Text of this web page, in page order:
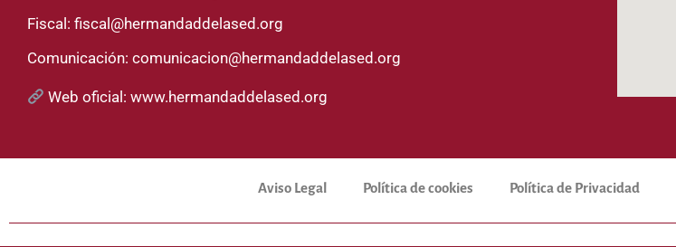
Fiscal: fiscal@hermandaddelased.org
Comunicación: comunicacion@hermandaddelased.org
Web oficial:www.hermandaddelased.org
Aviso Legal Política de cookies Política de Privacidad